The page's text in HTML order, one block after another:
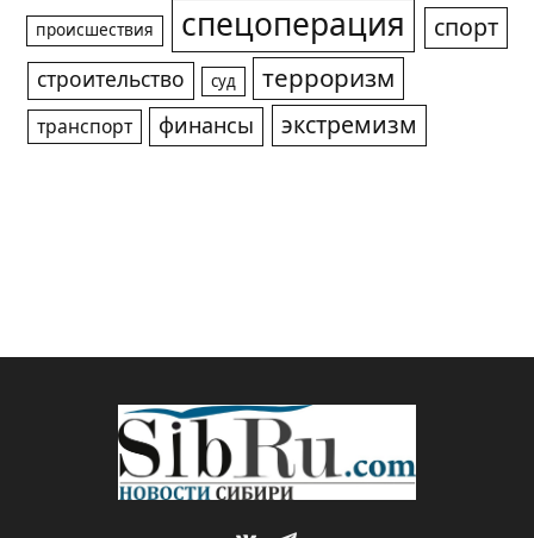
происшествия спецоперация спорт
строительство суд терроризм
транспорт финансы экстремизм